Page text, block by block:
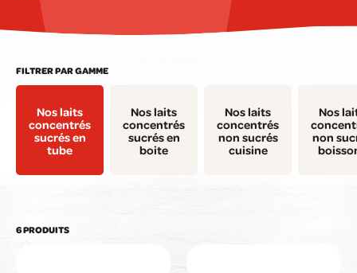
FILTRER PAR GAMME
Nos laits
concentrés
sucrés en
tube
Nos laits
concentrés
sucrés en
boite
Nos laits
concentrés
non sucrés
cuisine
Nos
non
6 PRODUITS